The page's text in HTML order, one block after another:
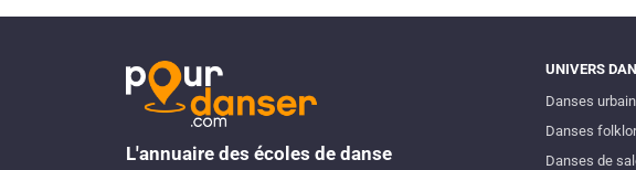
L'annuaire des écoles de danse
UNIVERS
Danses
Danses
Danses de